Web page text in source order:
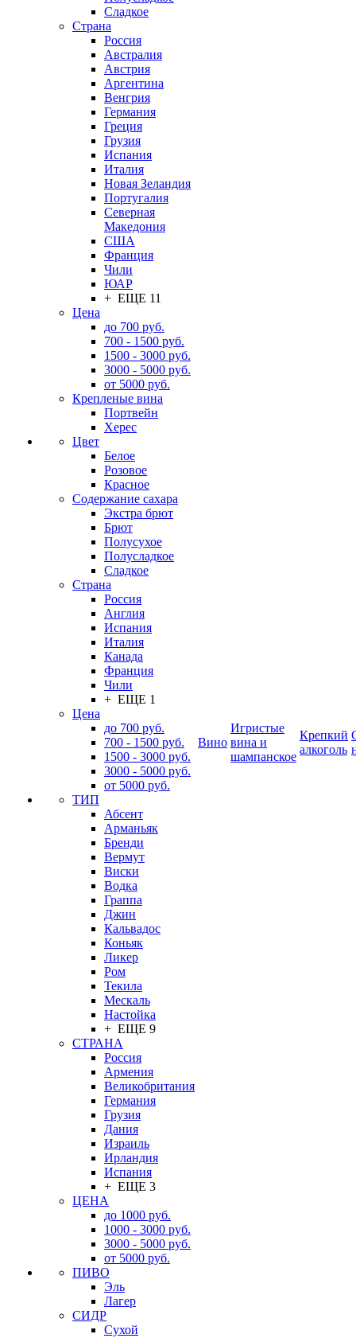
Сладкое
Страна
Россия
Австралия
Австрия
Аргентина
Венгрия
Германия
Греция
Грузия
Испания
Италия
Новая Зеландия
Португалия
Северная
Македония
США
Франция
Чили
ЮАР
+ ЕЩЕ 11
Цена
до 700 руб.
700 - 1500 руб.
1500 - 3000 руб.
3000 - 5000 руб.
от 5000 руб.
Крепленые вина
Портвейн
Херес
Цвет
Белое
Розовое
Красное
Содержание сахара
Экстра брют
Брют
Полусухое
Полусладкое
Сладкое
Страна
Россия
Англия
Испания
Италия
Канада
Франция
Чили
+ ЕЩЕ 1
Цена
до 700 руб.
700 - 1500 руб.
1500 - 3000 руб.
3000 - 5000 руб.
от 5000 руб.
ТИП
Абсент
Арманьяк
Бренди
Вермут
Виски
Водка
Граппа
Джин
Кальвадос
Коньяк
Ликер
Ром
Текила
Мескаль
Настойка
+ ЕЩЕ 9
СТРАНА
Россия
Армения
Великобритания
Германия
Грузия
Дания
Израиль
Ирландия
Испания
+ ЕЩЕ 3
ЦЕНА
до 1000 руб.
1000 - 3000 руб.
3000 - 5000 руб.
от 5000 руб.
ПИВО
Эль
Лагер
СИДР
Сухой
Вино
Игристые
вина и
шампанское
Крепкий
алкоголь